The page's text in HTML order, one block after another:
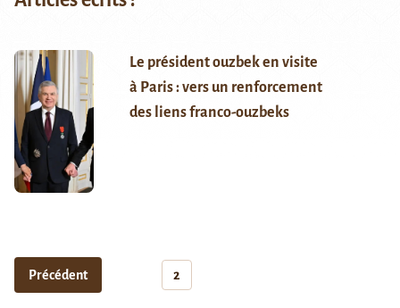
Le président ouzbek en visite
à Paris : vers un renforcement
des liens franco-ouzbeks
Précédent 2